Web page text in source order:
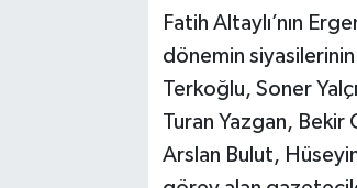
Fatih Altaylı’nın
dönemin
Terkoğlu, Soner
Turan Yazgan, Bekir
Arslan Bulut,